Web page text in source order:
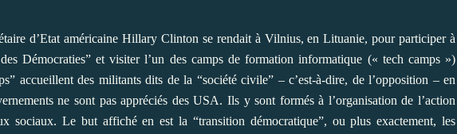
d’Etat américaine Hillary Clinton se rendait à Vilnius, en Lituanie, pour participer à
Démocraties” et visiter l’un des camps de formation informatique (« tech camps »)
accueillent des militants dits de la “société civile” – c’est-à-dire, de l’opposition – en
ne sont pas appréciés des USA. Ils y sont formés à l’organisation de l’action
sociaux. Le but affiché en est la “transition démocratique”, ou plus exactement, les